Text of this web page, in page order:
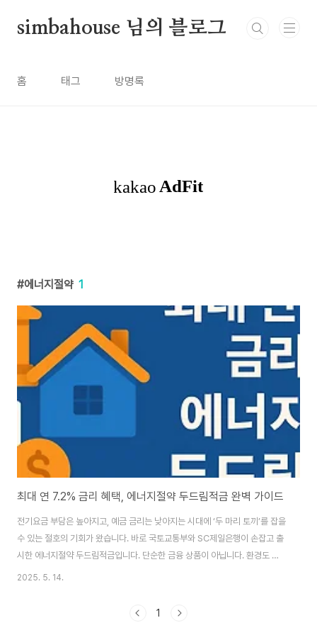
simbahouse 님의 블로그
홈 태그 방명록
에너지절약 1
최대 연 7.2% 금리 혜택, 에너지절약 두드림적금 완벽 가이드
전기요금 부담은 높아지고, 예금 금리는 낮아지는 시대에 ‘두 마리 토끼’를 잡을
수 있는 절호의 기회가 왔습니다. 바로 국토교통부와 SC제일은행이 손잡고 출
시한 에너지절약 두드림적금입니다. 단순한 금융 상품이 아닙니다. 환경도 지
키고, 최대 연 7.2% 금리 혜택까지 받을 수 있는 똑똑한 선택! 이 글을 통해 적
게요.에너지절약 두드림적금이란?금리 구조와 혜택 분석전기 절감 실천 방법
2025. 5. 14.
1